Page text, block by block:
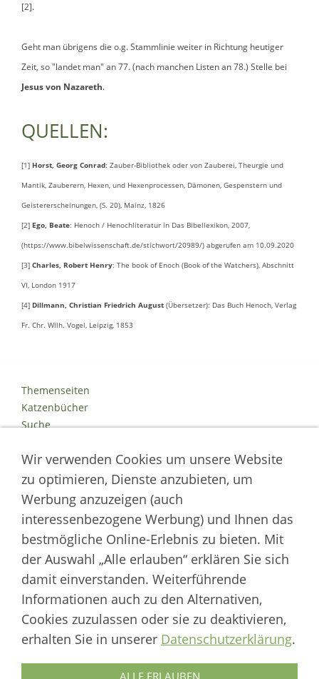
[2].
Geht man übrigens die o.g. Stammlinie weiter in Richtung heutiger
Zeit, so "landet man" an 77. (nach manchen Listen an 78.) Stelle bei
Jesus von Nazareth.
QUELLEN:
[1] Horst, Georg Conrad: Zauber-Bibliothek oder von Zauberei, Theurgie und
Mantik, Zauberern, Hexen, und Hexenprocessen, Dämonen, Gespenstern und
Geistererscheinungen, (S. 20), Mainz, 1826
[2] Ego, Beate: Henoch / Henochliteratur in Das Bibellexikon, 2007,
(https://www.bibelwissenschaft.de/stichwort/20989/) abgerufen am 10.09.2020
[3] Charles, Robert Henry: The book of Enoch (Book of the Watchers), Abschnitt
VI, London 1917
[4] Dillmann, Christian Friedrich August (Übersetzer): Das Buch Henoch, Verlag
Fr. Chr. Wilh. Vogel, Leipzig, 1853
Themenseiten
Katzenbücher
Suche
Impressum
Datenschutz
Cookies
Autor der Welt der Katzen
___________________
Fortpflanzung von Hauskatzen und Wildkatzenarten
Artikel werden regelmäßig aktualisiert und neue Forschungsergebnisse
berücksichtigt.
Wir verwenden Cookies um unsere Website
zu optimieren, Dienste anzubieten, um
Werbung anzuzeigen (auch
interessenbezogene Werbung) und Ihnen das
bestmögliche Online-Erlebnis zu bieten. Mit
der Auswahl „Alle erlauben“ erklären Sie sich
damit einverstanden. Weiterführende
Informationen auch zu den Alternativen,
Cookies zuzulassen oder sie zu deaktivieren,
erhalten Sie in unserer Datenschutzerklärung.
ALLE ERLAUBEN